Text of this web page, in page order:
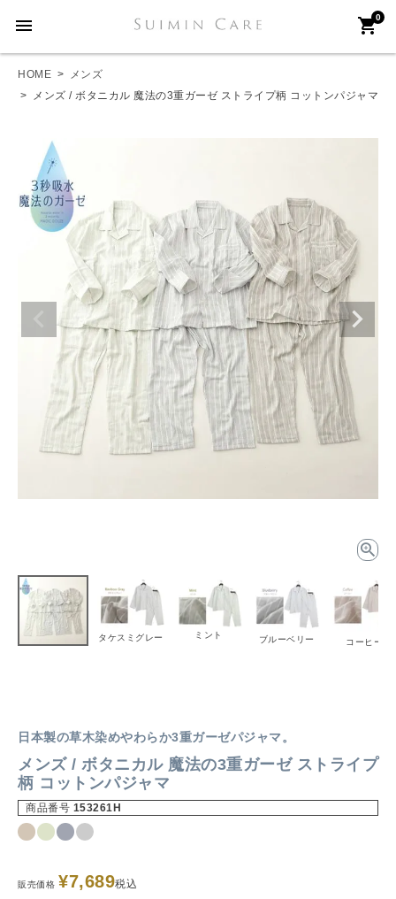
menu 0
shopping_cart
HOME
メンズ
メンズ / ボタニカル 魔法の3重ガーゼ ストライプ柄 コットンパジャマ
タケスミグレー ミント ブルーベリー コーヒー
日本製の草木染めやわらか3重ガーゼパジャマ。
メンズ / ボタニカル 魔法の3重ガーゼ ストライプ
柄 コットンパジャマ
商品番号 153261H
販売価格 ¥7,689税込